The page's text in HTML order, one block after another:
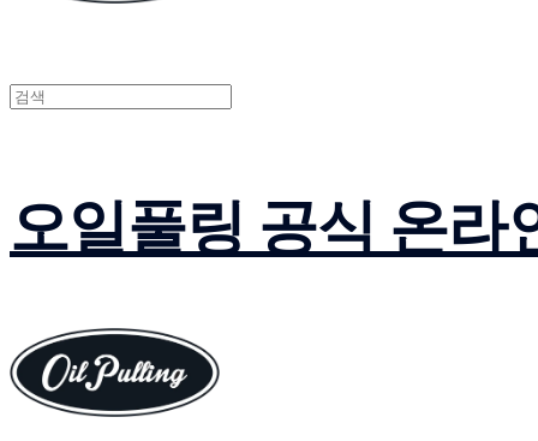
오일풀링 공식 온라